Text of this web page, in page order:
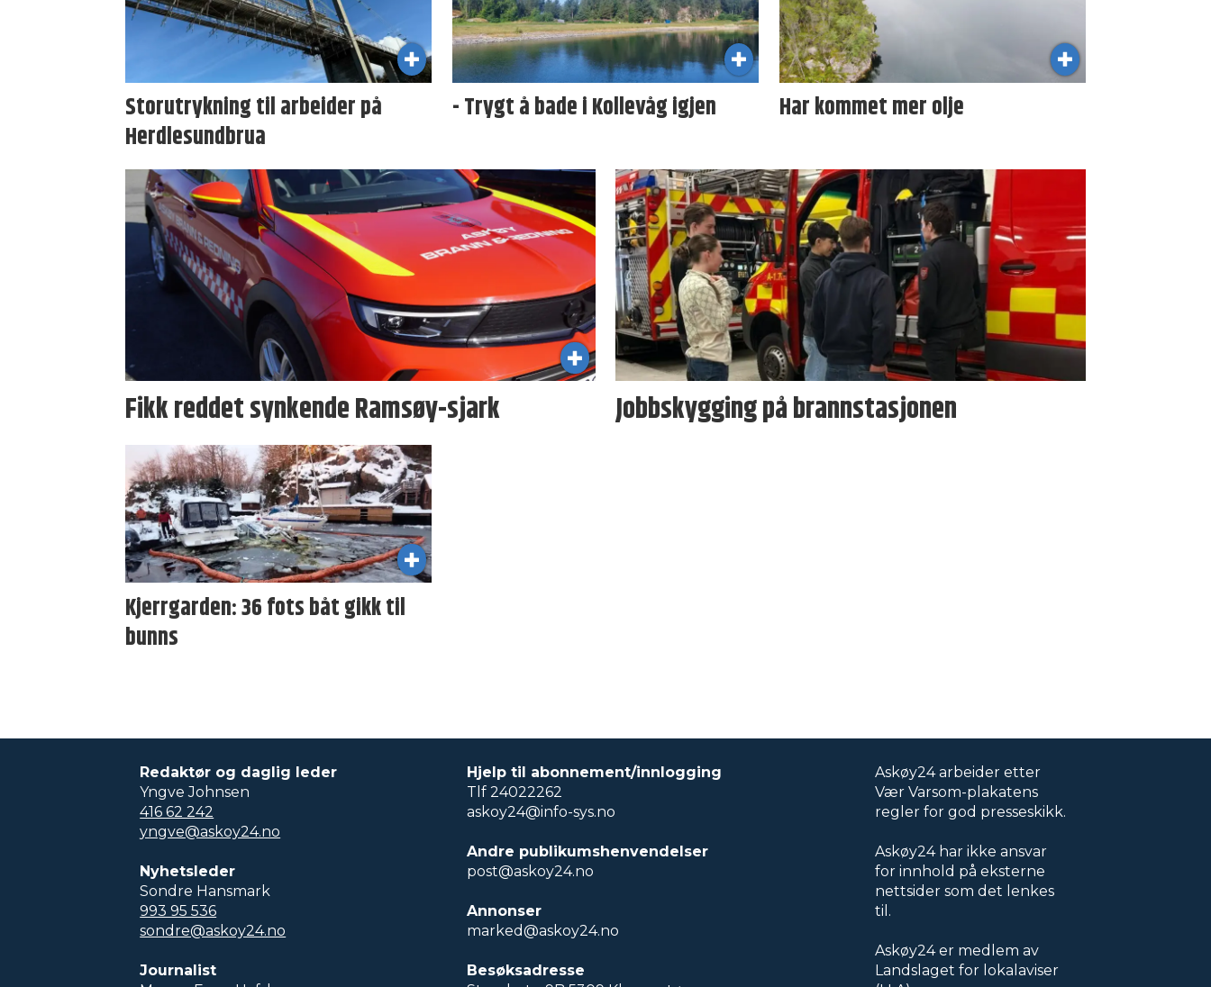
Storutrykning til arbeider på
Herdlesundbrua
- Trygt å bade i Kollevåg igjen Har kommet mer olje
Fikk reddet synkende Ramsøy-sjark Jobbskygging på brannstasjonen
Kjerrgarden: 36 fots båt gikk til
bunns
Redaktør og daglig leder
Yngve Johnsen
416 62 242
yngve@askoy24.no
Nyhetsleder
Sondre Hansmark
993 95 536
sondre@askoy24.no
Journalist
Hjelp til abonnement/innlogging
Tlf 24022262
askoy24@info-sys.no
Andre publikumshenvendelser
post@askoy24.no
Annonser
marked@askoy24.no
Besøksadresse
Askøy24 arbeider etter
Vær Varsom-plakatens
regler for god presseskikk.
Askøy24 har ikke ansvar
for innhold på eksterne
nettsider som det lenkes
til.
Askøy24 er medlem av
Landslaget for lokalaviser